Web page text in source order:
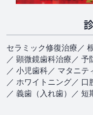
セラミック修復治療／
／ 顕微鏡歯科治療／ 予
／ 小児歯科／ マタニテ
／ ホワイトニング／ 口
／ 義歯（入れ歯） ／ 短